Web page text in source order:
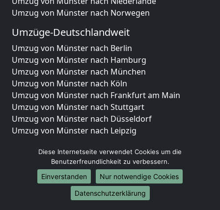
Umzug von Münster nach Norwegen
Umzüge-Deutschlandweit
Umzug von Münster nach Berlin
Umzug von Münster nach Hamburg
Umzug von Münster nach München
Umzug von Münster nach Köln
Umzug von Münster nach Frankfurt am Main
Umzug von Münster nach Stuttgart
Umzug von Münster nach Düsseldorf
Umzug von Münster nach Leipzig
Umzug von Münster nach Essen
Umzug von Münster nach Bremen
Umzug von Münster nach Dresden
Umzug von Münster nach Hannover
Umzug von Münster nach Nürnberg
Diese Internetseite verwendet Cookies um die
Benutzerfreundlichkeit zu verbessern.
Einverstanden
Nur notwendige Cookies
Datenschutzerklärung